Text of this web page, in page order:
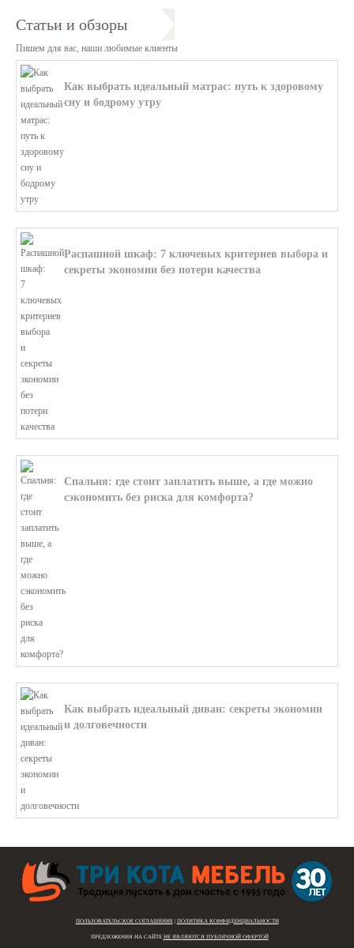
Статьи и обзоры
Пишем для вас, наши любимые клиенты
Как выбрать идеальный матрас: путь к здоровому
сну и бодрому утру
Распашной шкаф: 7 ключевых критериев выбора и
секреты экономии без потери качества
Спальня: где стоит заплатить выше, а где можно
сэкономить без риска для комфорта?
Как выбрать идеальный диван: секреты экономии
и долговечности
ПОЛЬЗОВАТЕЛЬСКОЕ СОГЛАШЕНИЕ| ПОЛИТИКА КОНФИДЕНЦИАЛЬНОСТИ
ПРЕДЛОЖЕНИЯ НА САЙТЕ НЕ ЯВЛЯЮТСЯ ПУБЛИЧНОЙ ОФЕРТОЙ